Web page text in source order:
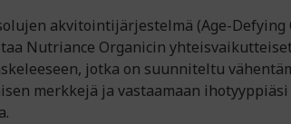
akvitointijärjestelmä (Age-Defying
Nutriance Organicin
jotka on suunniteltu
merkkejä ja vastaamaan ihotyyppiäsi